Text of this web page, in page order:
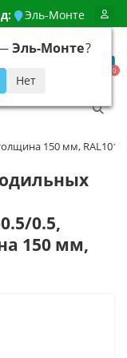
Эль-Монте
Эль-Монте?
0
150 мм, RAL1015
0.5,
150 мм,